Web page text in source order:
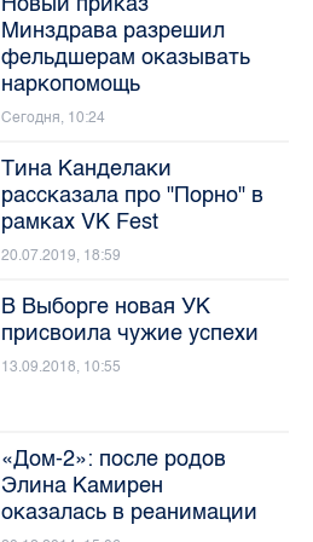
Минздрава разрешил
фельдшерам оказывать
наркопомощь
Сегодня, 10:24
Тина Канделаки
рассказала про "Порно" в
рамках VK Fest
20.07.2019, 18:59
В Выборге новая УК
присвоила чужие успехи
13.09.2018, 10:55
«Дом-2»: после родов
Элина Камирен
оказалась в реанимации